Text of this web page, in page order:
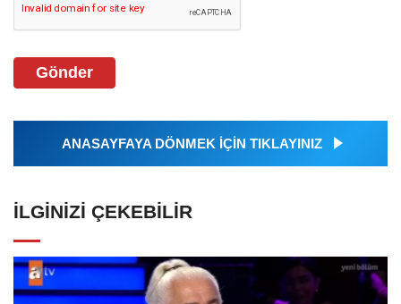
Gönder
ANASAYFAYA DÖNMEK İÇİN TIKLAYINIZ
İLGINIZI ÇEKEBILIR